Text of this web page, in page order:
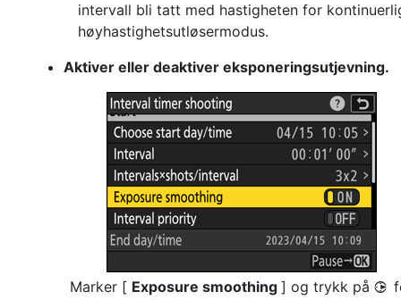
intervall bli tatt med hastigheten for
høyhastighetsutløsermodus.
Aktiver eller deaktiver eksponeringsutjevning.
Marker [ Exposure smoothing ] og trykk på 2